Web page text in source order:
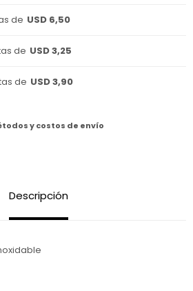
de USD 6,50
de USD 3,25
de USD 3,90
y costos de envío
Descripción